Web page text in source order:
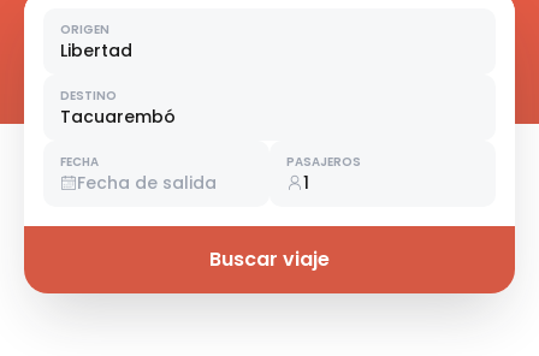
ORIGEN
Libertad
DESTINO
Tacuarembó
FECHA
Fecha de salida
PASAJEROS
1
Buscar viaje